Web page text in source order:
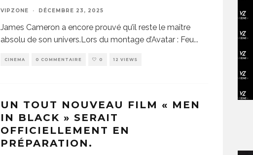
VIPZONE · DÉCEMBRE 23, 2025
James Cameron a encore prouvé qu’il reste le maître
absolu de son univers.Lors du montage d’Avatar : Feu...
CINEMA 0 COMMENTAIRE 0 12 VIEWS
UN TOUT NOUVEAU FILM « MEN
IN BLACK » SERAIT
OFFICIELLEMENT EN
PRÉPARATION.